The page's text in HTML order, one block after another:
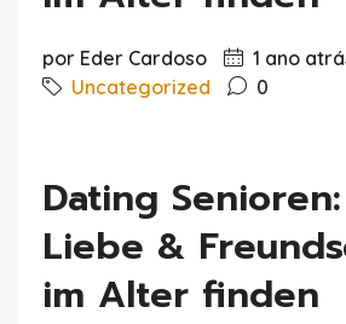
por Eder Cardoso
1 ano
Uncategorized
0
Dating
Liebe &
im Alter finden